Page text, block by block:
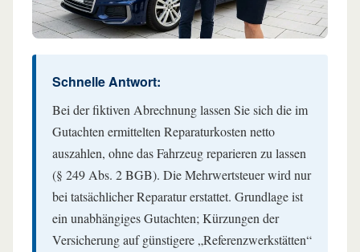
Schnelle Antwort:
Bei der fiktiven Abrechnung lassen Sie sich die im
Gutachten ermittelten Reparaturkosten netto
auszahlen, ohne das Fahrzeug reparieren zu lassen
(§ 249 Abs. 2 BGB). Die Mehrwertsteuer wird nur
bei tatsächlicher Reparatur erstattet. Grundlage ist
ein unabhängiges Gutachten; Kürzungen der
Versicherung auf günstigere „Referenzwerkstätten“